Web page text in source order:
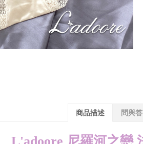
商品描述 問與答